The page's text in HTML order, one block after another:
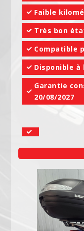
Faible
Très bon
Compatible
Disponible à
Garantie
20/08/2027